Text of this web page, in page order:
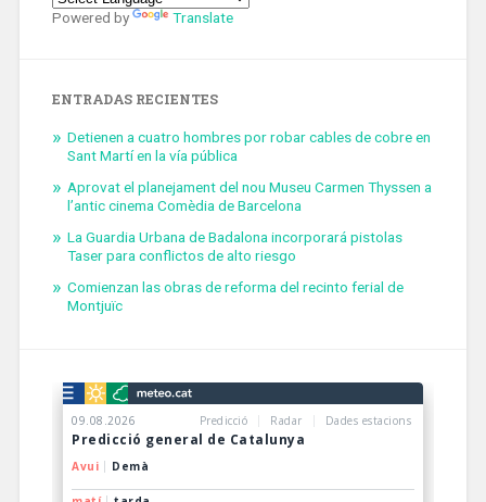
Powered by Translate
ENTRADAS RECIENTES
Detienen a cuatro hombres por robar cables de cobre en
Sant Martí en la vía pública
Aprovat el planejament del nou Museu Carmen Thyssen a
l’antic cinema Comèdia de Barcelona
La Guardia Urbana de Badalona incorporará pistolas
Taser para conflictos de alto riesgo
Comienzan las obras de reforma del recinto ferial de
Montjuïc